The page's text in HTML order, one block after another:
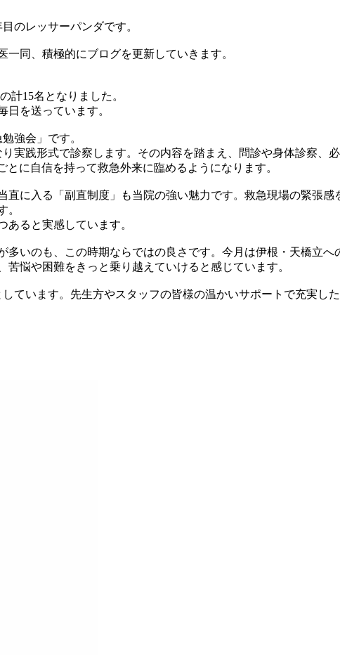
のレッサーパンダです。
同、積極的にブログを更新していきます。
計15名となりました。
を送っています。
強会」です。
実践形式で診察します。その内容を踏まえ、問診や身体診察、
に自信を持って救急外来に臨めるようになります。
に入る「副直制度」も当院の強い魅力です。救急現場の緊張
。
ると実感しています。
いのも、この時期ならではの良さです。今月は伊根・天橋立
悩や困難をきっと乗り越えていけると感じています。
ています。先生方やスタッフの皆様の温かいサポートで充実し